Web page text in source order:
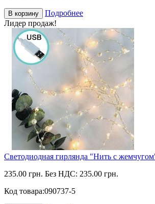
В корзину
Подробнее
Лидер продаж!
Светодиодная гирлянда "Нить с
235.00 грн. Без НДС: 235.00 грн.
Код товара:090737-5